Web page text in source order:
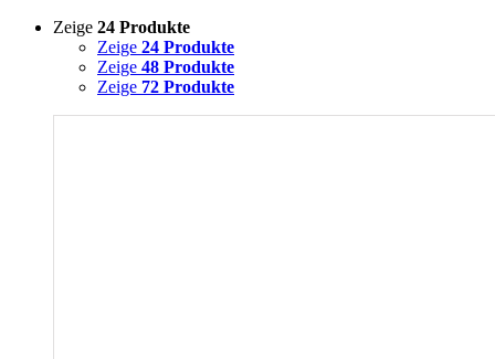
Zeige 24 Produkte
Zeige 24 Produkte
Zeige 48 Produkte
Zeige 72 Produkte